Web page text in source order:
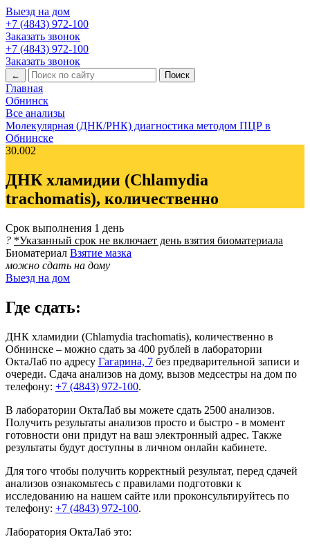
Выезд на дом
+7 (4843) 972-100
Заказать звонок
+7 (4843) 972-100
Заказать звонок
←
Главная
Обнинск
Все анализы
Молекулярная (ДНК/РНК) диагностика методом ПЦР в
Обнинске
30.002
ДНК хламидии (Chlamydia
trachomatis), количественно
Срок выполнения 1 день
? *Указанный срок не включает день взятия биоматериала
Биоматериал Взятие мазка
можно сдать на дому
Выезд на дом
Где сдать:
ДНК хламидии (Chlamydia trachomatis), количественно в
Обнинске – можно сдать за 400 рублей в лаборатории
ОктаЛаб по адресу Гагарина, 7 без предварительной записи и
очереди. Сдача анализов на дому, вызов медсестры на дом по
телефону: +7 (4843) 972-100.
В лаборатории ОктаЛаб вы можете сдать 2500 анализов.
Получить результаты анализов просто и быстро - в момент
готовности они придут на ваш электронный адрес. Также
результаты будут доступны в личном онлайн кабинете.
Для того чтобы получить корректный результат, перед сдачей
анализов ознакомьтесь с правилами подготовки к
исследованию на нашем сайте или проконсультируйтесь по
телефону: +7 (4843) 972-100.
Лаборатория ОктаЛаб это: